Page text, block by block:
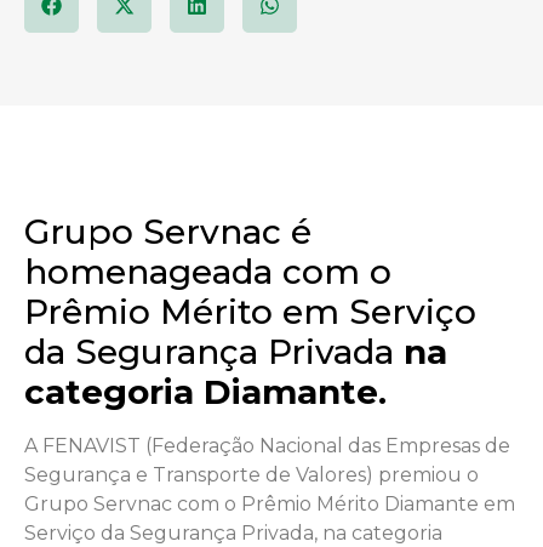
Grupo Servnac é
homenageada com o
Prêmio Mérito em Serviço
da Segurança Privada na
categoria Diamante.
A FENAVIST (Federação Nacional das Empresas de
Segurança e Transporte de Valores) premiou o
Grupo Servnac com o Prêmio Mérito Diamante em
Serviço da Segurança Privada, na categoria